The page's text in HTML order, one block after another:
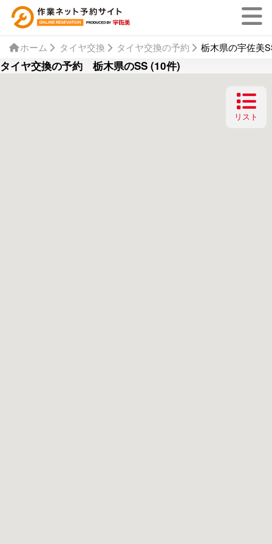
ホーム タイヤ交換 タイヤ交換の予約 栃木県の宇佐美
タイヤ交換の予約 栃木県のSS (10件)
リスト